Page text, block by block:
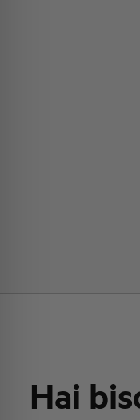
Hai